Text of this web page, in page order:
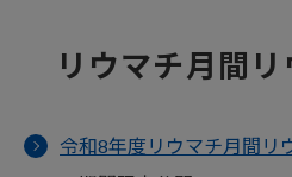
リウマチ月間
令和8年度リウマチ月間リ